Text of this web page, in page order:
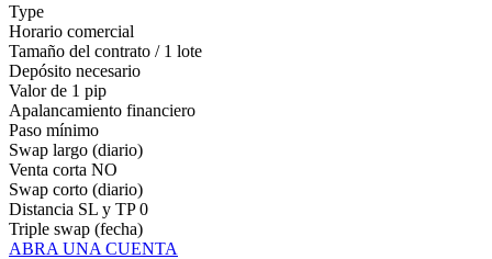
Type
Horario comercial
Tamaño del contrato / 1 lote
Depósito necesario
Valor de 1 pip
Apalancamiento financiero
Paso mínimo
Swap largo (diario)
Venta corta NO
Swap corto (diario)
Distancia SL y TP 0
Triple swap (fecha)
ABRA UNA CUENTA